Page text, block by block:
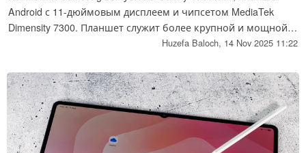
Android с 11-дюймовым дисплеем и чипсетом MediaTek
Dimensity 7300. Планшет служит более крупной и мощной
альтернативой стандартному Galaxy Tab A11,
Huzefa Baloch, 14 Nov 2025 11:22